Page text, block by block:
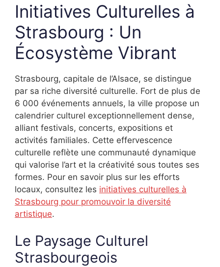
Initiatives Culturelles à
Strasbourg : Un
Écosystème Vibrant
Strasbourg, capitale de l’Alsace, se distingue
par sa riche diversité culturelle. Fort de plus de
6 000 événements annuels, la ville propose un
calendrier culturel exceptionnellement dense,
alliant festivals, concerts, expositions et
activités familiales. Cette effervescence
culturelle reflète une communauté dynamique
qui valorise l’art et la créativité sous toutes ses
formes. Pour en savoir plus sur les efforts
locaux, consultez les initiatives culturelles à
Strasbourg pour promouvoir la diversité
artistique.
Le Paysage Culturel
Strasbourgeois